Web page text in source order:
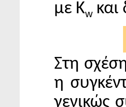
με Kw και
Στη
η
γενικώς